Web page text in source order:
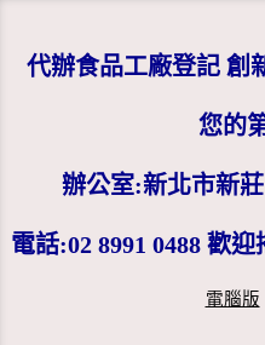
代辦食品工廠登記 創
您的
辦公室:新北市新
電話:02 8991 0488 歡
電腦版